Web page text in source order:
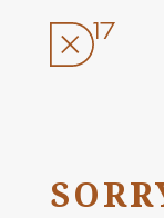
tartalomhoz